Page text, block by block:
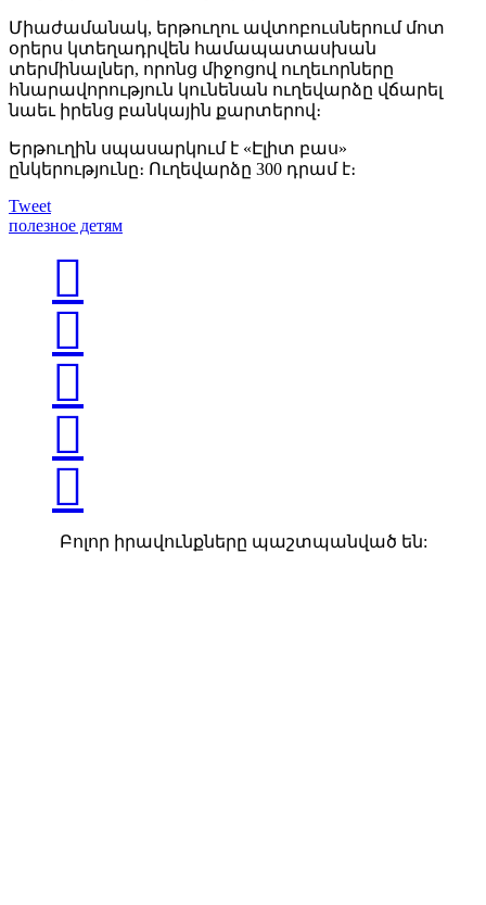
Միաժամանակ, երթուղու ավտոբուսներում մոտ
օրերս կտեղադրվեն համապատասխան
տերմինալներ, որոնց միջոցով ուղեւորները
հնարավորություն կունենան ուղեվարձը վճարել
նաեւ իրենց բանկային քարտերով։
Երթուղին սպասարկում է «Էլիտ բաս»
ընկերությունը։ Ուղեվարձը 300 դրամ է։
Tweet
полезное детям





Բոլոր իրավունքները պաշտպանված են: